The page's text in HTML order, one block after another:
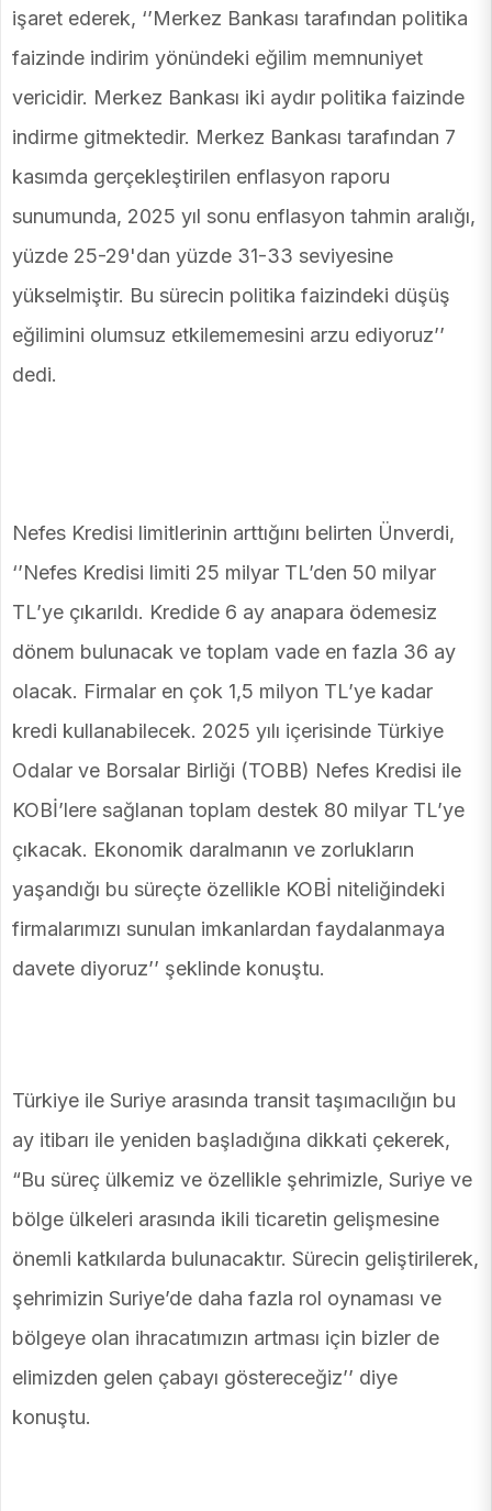
işaret ederek, ‘’Merkez Bankası tarafından politika
faizinde indirim yönündeki eğilim memnuniyet
vericidir. Merkez Bankası iki aydır politika faizinde
indirme gitmektedir. Merkez Bankası tarafından 7
kasımda gerçekleştirilen enflasyon raporu
sunumunda, 2025 yıl sonu enflasyon tahmin aralığı,
yüzde 25-29'dan yüzde 31-33 seviyesine
yükselmiştir. Bu sürecin politika faizindeki düşüş
eğilimini olumsuz etkilememesini arzu ediyoruz’’
dedi.
Nefes Kredisi limitlerinin arttığını belirten Ünverdi,
‘’Nefes Kredisi limiti 25 milyar TL’den 50 milyar
TL’ye çıkarıldı. Kredide 6 ay anapara ödemesiz
dönem bulunacak ve toplam vade en fazla 36 ay
olacak. Firmalar en çok 1,5 milyon TL’ye kadar
kredi kullanabilecek. 2025 yılı içerisinde Türkiye
Odalar ve Borsalar Birliği (TOBB) Nefes Kredisi ile
KOBİ’lere sağlanan toplam destek 80 milyar TL’ye
çıkacak. Ekonomik daralmanın ve zorlukların
yaşandığı bu süreçte özellikle KOBİ niteliğindeki
firmalarımızı sunulan imkanlardan faydalanmaya
davete diyoruz’’ şeklinde konuştu.
Türkiye ile Suriye arasında transit taşımacılığın bu
ay itibarı ile yeniden başladığına dikkati çekerek,
“Bu süreç ülkemiz ve özellikle şehrimizle, Suriye ve
bölge ülkeleri arasında ikili ticaretin gelişmesine
önemli katkılarda bulunacaktır. Sürecin geliştirilerek,
şehrimizin Suriye’de daha fazla rol oynaması ve
bölgeye olan ihracatımızın artması için bizler de
elimizden gelen çabayı göstereceğiz’’ diye
konuştu.